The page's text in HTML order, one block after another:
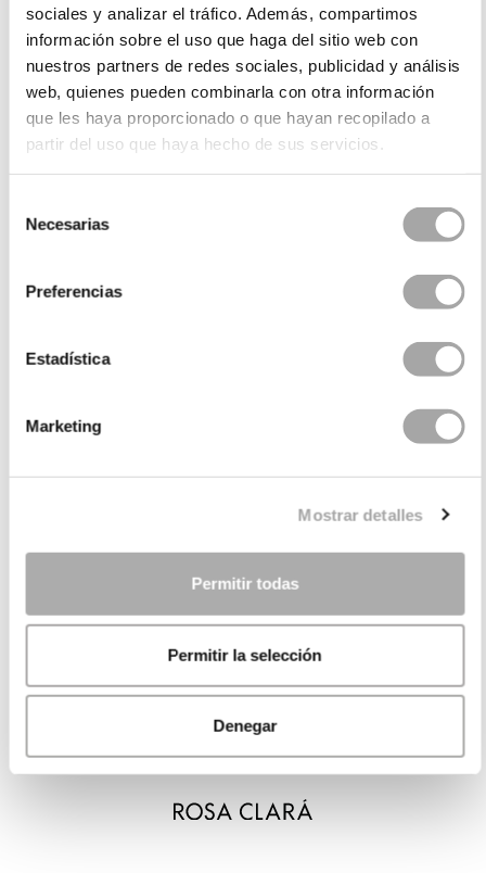
sociales y analizar el tráfico. Además, compartimos
información sobre el uso que haga del sitio web con
nuestros partners de redes sociales, publicidad y análisis
web, quienes pueden combinarla con otra información
que les haya proporcionado o que hayan recopilado a
partir del uso que haya hecho de sus servicios.
Necesarias
Preferencias
Estadística
Marketing
Mostrar detalles
Permitir todas
Permitir la selección
Denegar